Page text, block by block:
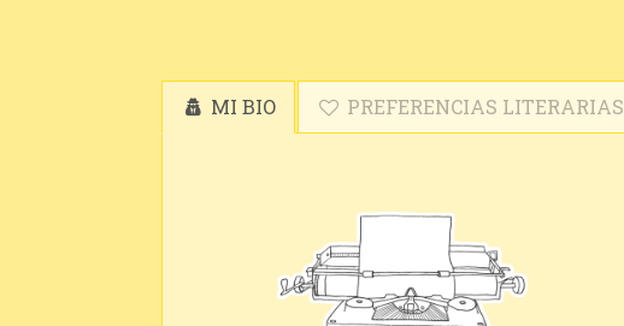
MI BIO PREFERENCIAS LITERARIAS